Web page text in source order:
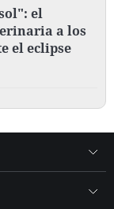
el
a los
el eclipse